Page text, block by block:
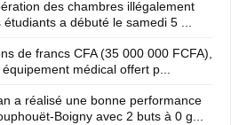
des chambres illégalement
a débuté le samedi 5 ...
de francs CFA (35 000 000 FCFA),
médical offert p...
a réalisé une bonne performance
Boigny avec 2 buts à 0 g...